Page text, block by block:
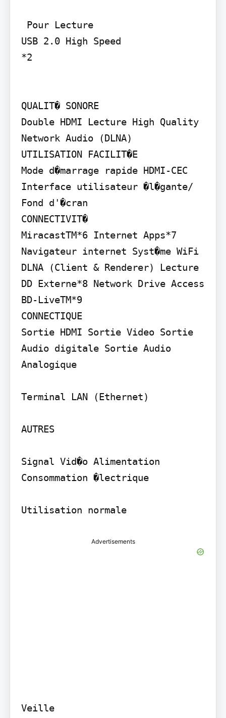
USB 2.0 High Speed
*2
QUALIT� SONORE
Double HDMI Lecture High Quality
Network Audio (DLNA)
UTILISATION FACILIT�E
Mode d�marrage rapide HDMI-CEC
Interface utilisateur �l�gante/
Fond d'�cran
CONNECTIVIT�
MiracastTM*6 Internet Apps*7
Navigateur internet Syst�me WiFi
DLNA (Client & Renderer) Lecture
DD Externe*8 Network Drive Access
BD-LiveTM*9
CONNECTIQUE
Sortie HDMI Sortie Video Sortie
Audio digitale Sortie Audio
Analogique
Terminal LAN (Ethernet)
AUTRES
Signal Vid�o Alimentation
Consommation �lectrique
Utilisation normale
Advertisements
Veille